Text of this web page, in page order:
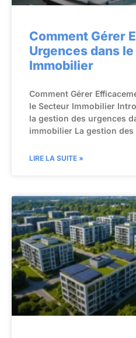
Comment Gérer
Urgences dans
Immobilier
Comment Gérer
le Secteur Immobilier
la gestion des urgences
immobilier La gestion
LIRE LA SUITE »